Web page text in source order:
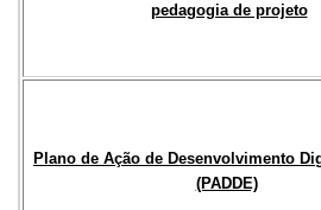
pedagogia de projeto
Plano de Ação de Desenvolvimento
(PADDE)